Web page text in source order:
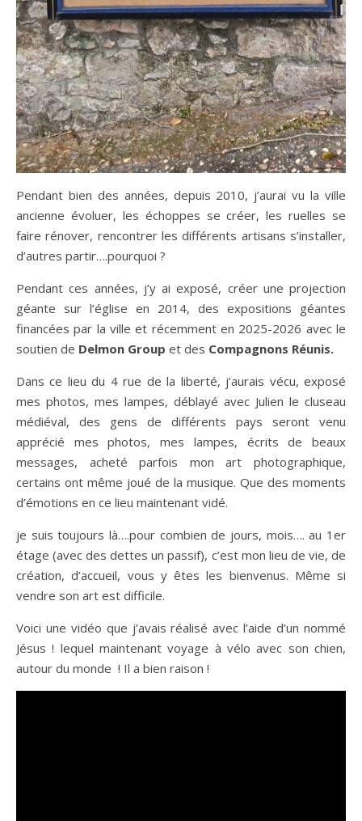
Pendant bien des années, depuis 2010, j’aurai vu la ville
ancienne évoluer, les échoppes se créer, les ruelles se
faire rénover, rencontrer les différents artisans s’installer,
d’autres partir….pourquoi ?
Pendant ces années, j’y ai exposé, créer une projection
géante sur l’église en 2014, des expositions géantes
financées par la ville et récemment en 2025-2026 avec le
soutien de Delmon Group et des Compagnons Réunis.
Dans ce lieu du 4 rue de la liberté, j’aurais vécu, exposé
mes photos, mes lampes, déblayé avec Julien le cluseau
médiéval, des gens de différents pays seront venu
apprécié mes photos, mes lampes, écrits de beaux
messages, acheté parfois mon art photographique,
certains ont même joué de la musique. Que des moments
d’émotions en ce lieu maintenant vidé.
je suis toujours là….pour combien de jours, mois…. au 1er
étage (avec des dettes un passif), c’est mon lieu de vie, de
création, d’accueil, vous y êtes les bienvenus. Même si
vendre son art est difficile.
Voici une vidéo que j’avais réalisé avec l’aide d’un nommé
Jésus ! lequel maintenant voyage à vélo avec son chien,
autour du monde ! Il a bien raison !